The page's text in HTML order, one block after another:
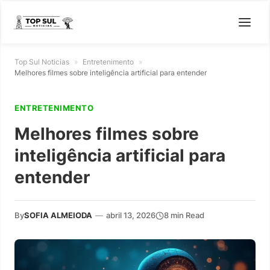
Top Sul Noticias » Entretenimento »
Melhores filmes sobre inteligência artificial para entender
ENTRETENIMENTO
Melhores filmes sobre
inteligência artificial para
entender
BySOFIA ALMEIODA — abril 13, 2026 8 min Read